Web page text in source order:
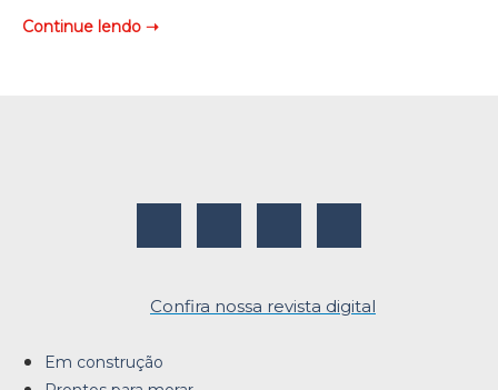
Continue lendo ➝
Confira nossa revista digital
Em construção